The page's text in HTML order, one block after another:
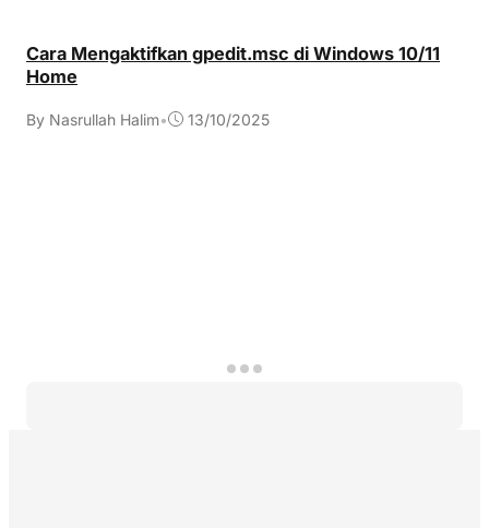
Cara Mengaktifkan gpedit.msc di Windows 10/11
Home
By Nasrullah Halim• 13/10/2025